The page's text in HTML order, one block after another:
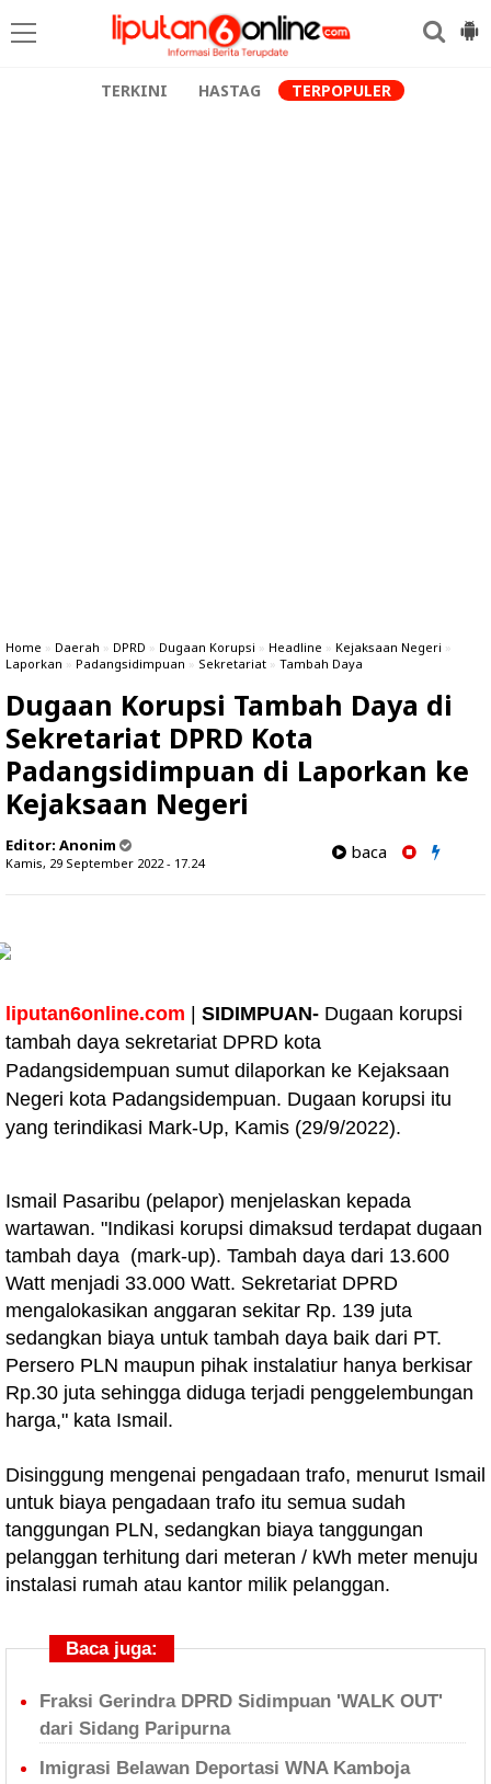
TERKINI HASTAG TERPOPULER
Home » Daerah » DPRD » Dugaan Korupsi » Headline » Kejaksaan Negeri »
Laporkan » Padangsidimpuan » Sekretariat » Tambah Daya
Dugaan Korupsi Tambah Daya di
Sekretariat DPRD Kota
Padangsidimpuan di Laporkan ke
Kejaksaan Negeri
Editor: Anonim
Kamis, 29 September 2022 - 17.24
baca
liputan6online.com SIDIMPUAN- Dugaan korupsi
tambah daya sekretariat DPRD kota
Padangsidempuan sumut dilaporkan ke Kejaksaan
Negeri kota Padangsidempuan. Dugaan korupsi itu
yang terindikasi Mark-Up, Kamis (29/9/2022).
Ismail Pasaribu (pelapor) menjelaskan kepada
wartawan. "Indikasi korupsi dimaksud terdapat dugaan
tambah daya (mark-up). Tambah daya dari 13.600
Watt menjadi 33.000 Watt. Sekretariat DPRD
mengalokasikan anggaran sekitar Rp. 139 juta
sedangkan biaya untuk tambah daya baik dari PT.
Persero PLN maupun pihak instalatiur hanya berkisar
Rp.30 juta sehingga diduga terjadi penggelembungan
harga," kata Ismail.
Disinggung mengenai pengadaan trafo, menurut Ismail
untuk biaya pengadaan trafo itu semua sudah
tanggungan PLN, sedangkan biaya tanggungan
pelanggan terhitung dari meteran / kWh meter menuju
instalasi rumah atau kantor milik pelanggan.
Baca juga:
Fraksi Gerindra DPRD Sidimpuan 'WALK OUT'
dari Sidang Paripurna
Imigrasi Belawan Deportasi WNA Kamboja